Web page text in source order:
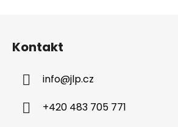
Kontakt
info@jlp.cz
+420 483 705 771